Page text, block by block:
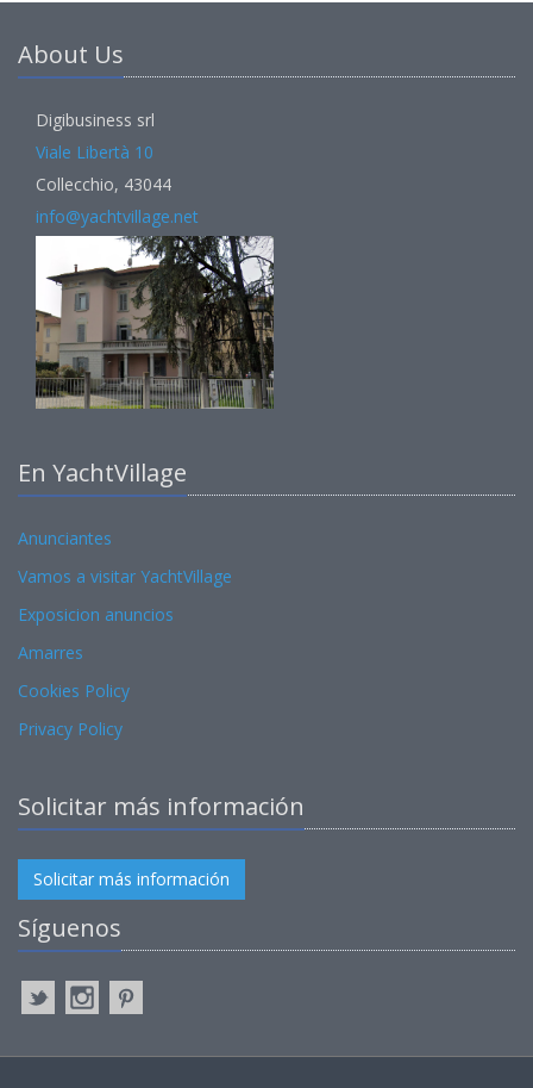
About Us
Digibusiness srl
Viale Libertà 10
Collecchio, 43044
info@yachtvillage.net
En YachtVillage
Anunciantes
Vamos a visitar YachtVillage
Exposicion anuncios
Amarres
Cookies Policy
Privacy Policy
Solicitar más información
Solicitar más información
Síguenos